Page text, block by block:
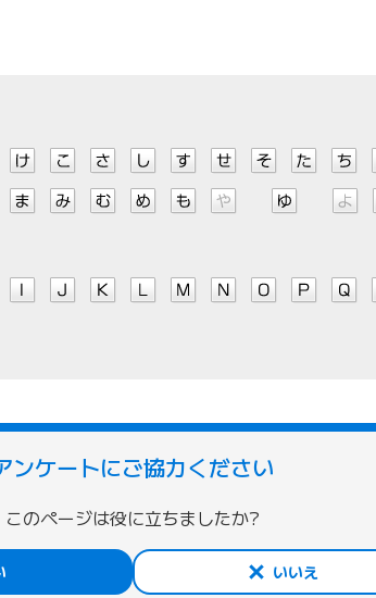
ンケートにご協力ください
このページは役に立ちましたか?
いいえ